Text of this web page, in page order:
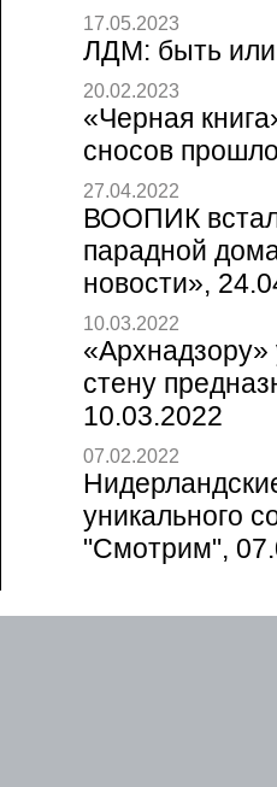
17.05.2023
ЛДМ: быть или
20.02.2023
«Черная
сносов
27.04.2022
ВООПИК
парадной
новости»,
10.03.2022
«Архнадзору»
стену
10.03.2022
07.02.2022
уникального
"Смотрим",